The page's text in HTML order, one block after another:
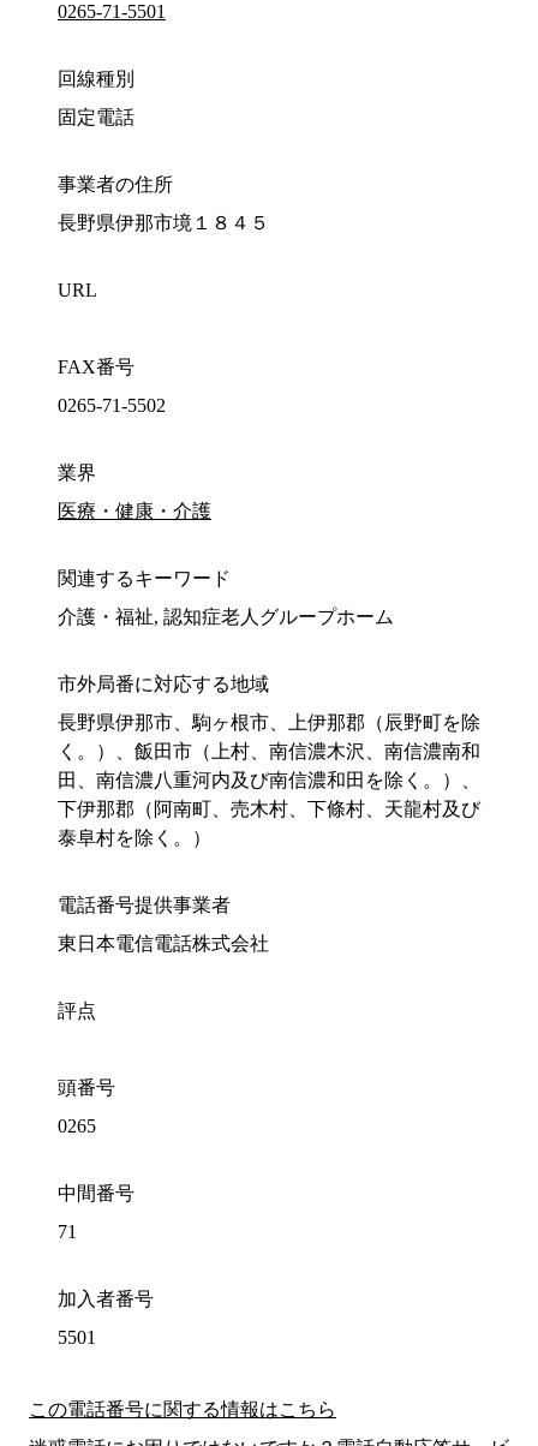
0265-71-5501
回線種別
固定電話
事業者の住所
長野県伊那市境１８４５
URL
FAX番号
0265-71-5502
業界
医療・健康・介護
関連するキーワード
介護・福祉, 認知症老人グループホーム
市外局番に対応する地域
長野県伊那市、駒ヶ根市、上伊那郡（辰野町を除
く。）、飯田市（上村、南信濃木沢、南信濃南和
田、南信濃八重河内及び南信濃和田を除く。）、
下伊那郡（阿南町、売木村、下條村、天龍村及び
泰阜村を除く。）
電話番号提供事業者
東日本電信電話株式会社
評点
頭番号
0265
中間番号
71
加入者番号
5501
この電話番号に関する情報はこちら